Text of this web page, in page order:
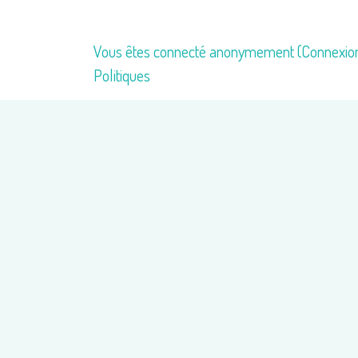
Vous êtes connecté anonymement (
Politiques